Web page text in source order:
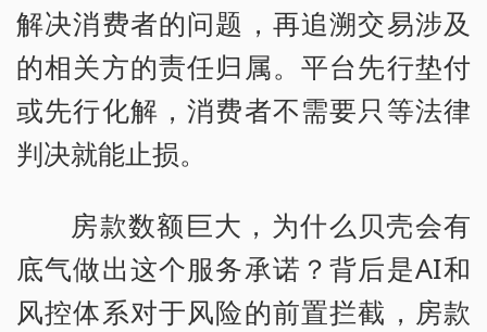
解决消费者的问题，再追溯交易涉及
的相关方的责任归属。平台先行垫付
或先行化解，消费者不需要只等法律
判决就能止损。
房款数额巨大，为什么贝壳会有
底气做出这个服务承诺？背后是AI和
风控体系对于风险的前置拦截，房款